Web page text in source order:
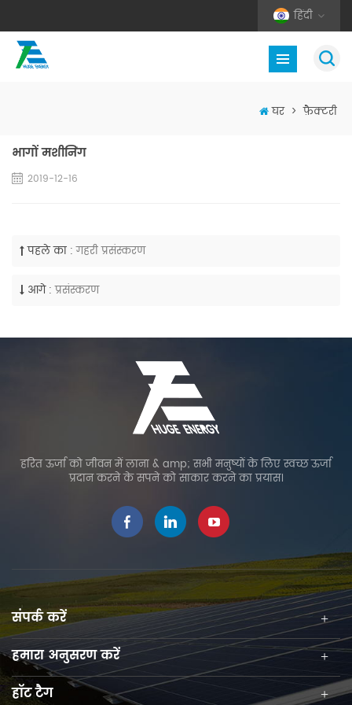
हिंदी
घर > फ़ैक्टरी
भागों मशीनिंग
2019-12-16
पहले का : गहरी प्रसंस्करण
आगे : प्रसंस्करण
हरित ऊर्जा को जीवन में लाना & amp; सभी मनुष्यों के लिए स्वच्छ ऊर्जा
प्रदान करने के सपने को साकार करने का प्रयास।
संपर्क करें
हमारा अनुसरण करें
हॉट टैग